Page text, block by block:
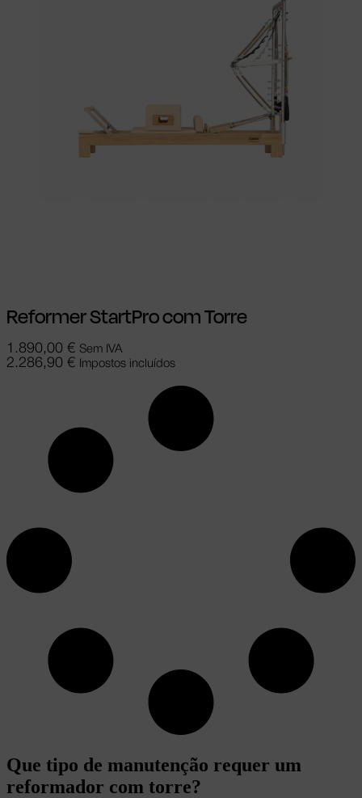
Reformer StartPro com Torre
1.890,00 € Sem IVA
2.286,90 € Impostos incluídos
Que tipo de manutenção requer um
reformador com torre?